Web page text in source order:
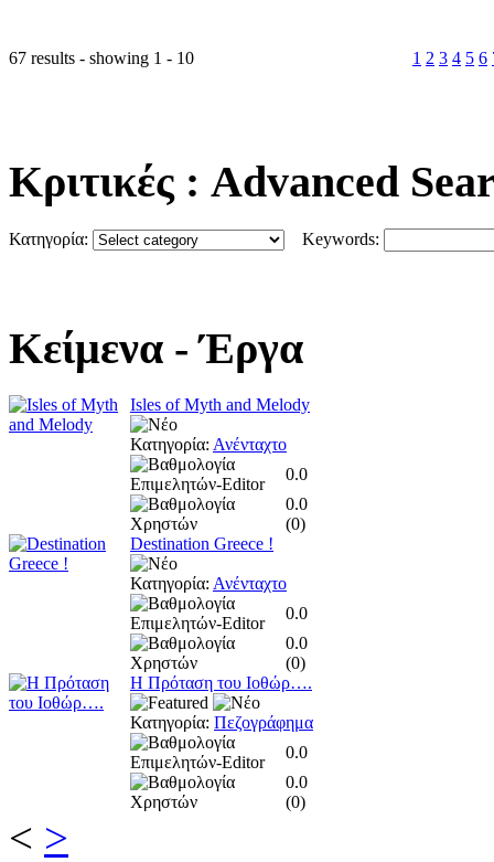
67 results - showing 1 - 10 1 2 3 4 5 6
Κριτικές : Advanced
Κατηγορία: Keywords:
Κείμενα - Έργα
Isles of Myth and Melody
Κατηγορία: Ανένταχτο
0.0
0.0
(0)
Destination Greece !
Κατηγορία: Ανένταχτο
0.0
0.0
(0)
Η Πρόταση του Ιοθώρ….
Κατηγορία: Πεζογράφημα
0.0
0.0
(0)
< >